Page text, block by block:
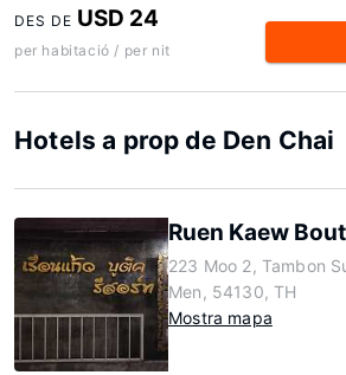
DES DE USD 24
per habitació / per nit
Hotels a prop de Den Chai
Ruen Kaew
223 Moo 2, Tambon
Men, 54130, TH
Mostra mapa